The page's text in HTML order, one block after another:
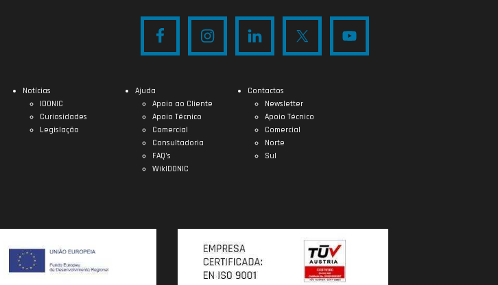
Notícias
IDONIC
Curiosidades
Legislação
Ajuda
Apoio ao Cliente
Apoio Técnico
Comercial
Consultadoria
FAQ’s
WikIDONIC
Contactos
Newsletter
Apoio Técnico
Comercial
Norte
Sul